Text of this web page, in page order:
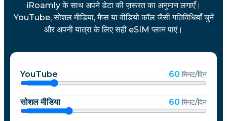
iRoamly के साथ अपने डेटा की ज़रूरत का अनुमान लगाएँ।
YouTube, सोशल मीडिया, मैप्स या वीडियो कॉल जैसी गतिविधियाँ चुनें
और अपनी यात्रा के लिए सही eSIM प्लान पाएं।
YouTube 60 मिनट/दिन
सोशल मीडिया 60 मिनट/दिन